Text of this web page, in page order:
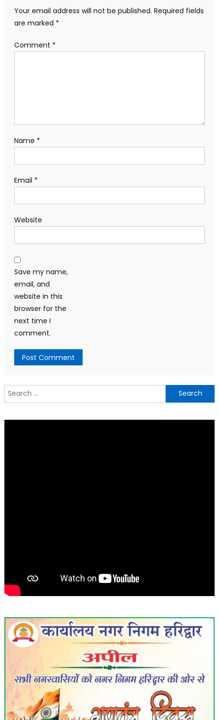
Your email address will not be published. Required fields
are marked *
Comment *
Name *
Email *
Website
Save my name,
email, and
website in this
browser for the
next time I
comment.
Search
for: